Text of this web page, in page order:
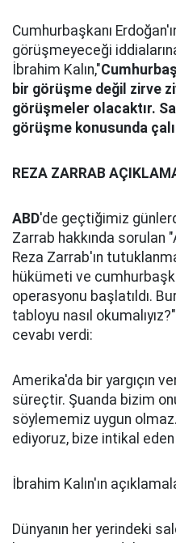
Cumhurbaşkanı
görüşmeyeceği
İbrahim Kalın,"
bir görüşme değil zirve
görüşmeler olacaktır.
görüşme konusunda
REZA ZARRAB
ABD'de geçtiğimiz
Zarrab hakkında sorulan
Reza Zarrab'ın
hükümeti ve
operasyonu başlatıldı.
tabloyu nasıl
cevabı verdi:
Amerika'da bir yargıçın
süreçtir. Şuanda bizim
söylememiz uygun
ediyoruz, bize intikal
İbrahim Kalın'ın
Dünyanın her yerindeki